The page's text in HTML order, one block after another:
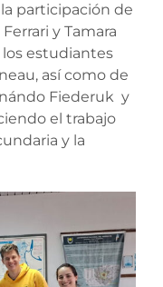
participación de
y Tamara
estudiantes
así como de
Fiederuk y
el trabajo
y la